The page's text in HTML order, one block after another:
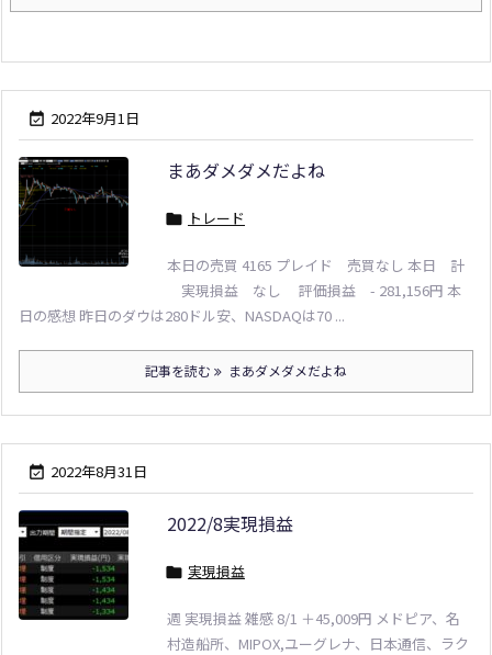
 2022年9月1日
まあダメダメだよね
 トレード
本日の売買 4165 プレイド 売買なし 本日 計
実現損益 なし 評価損益 - 281,156円 本
日の感想 昨日のダウは280ドル安、NASDAQは70 ...
記事を読む まあダメダメだよね
 2022年8月31日
2022/8実現損益
 実現損益
週 実現損益 雑感 8/1 ＋45,009円 メドピア、名
村造船所、MIPOX,ユーグレナ、日本通信、ラク